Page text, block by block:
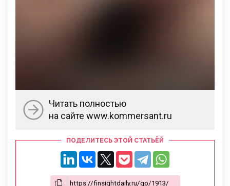
Читать полностью
на сайте www.kommersant.ru
ПОДЕЛИТЕСЬ ЭТОЙ СТАТЬЁЙ